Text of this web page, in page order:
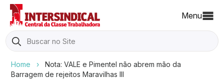
Menu
Search
for:
Home ›
Nota: VALE e Pimentel não abrem mão da
Barragem de rejeitos Maravilhas III